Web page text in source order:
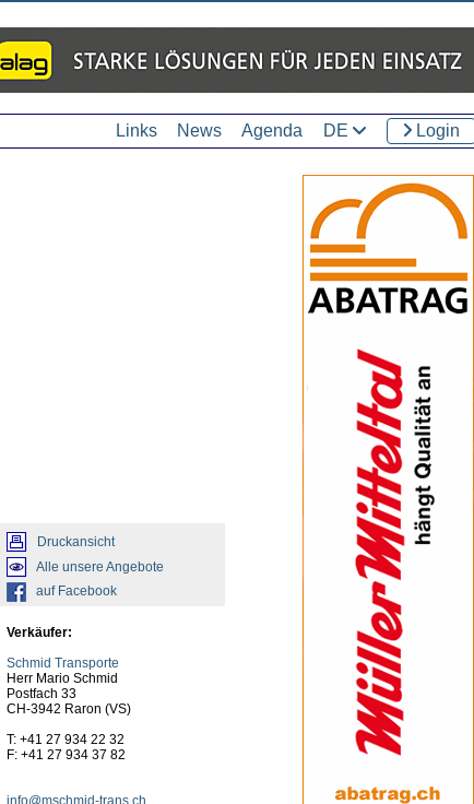
Links News Agenda DE Login
Druckansicht
Alle unsere Angebote
auf Facebook
Verkäufer:
Schmid Transporte
Herr Mario Schmid
Postfach 33
CH-3942 Raron (VS)
T: +41 27 934 22 32
F: +41 27 934 37 82
info@mschmid-trans.ch